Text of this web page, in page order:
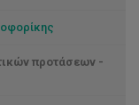
προτάσεων -